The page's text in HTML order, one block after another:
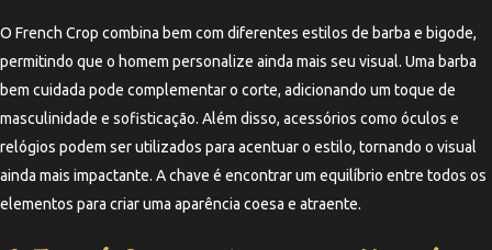
O French Crop combina bem com diferentes estilos de barba e bigode,
permitindo que o homem personalize ainda mais seu visual. Uma barba
bem cuidada pode complementar o corte, adicionando um toque de
masculinidade e sofisticação. Além disso, acessórios como óculos e
relógios podem ser utilizados para acentuar o estilo, tornando o visual
ainda mais impactante. A chave é encontrar um equilíbrio entre todos os
elementos para criar uma aparência coesa e atraente.